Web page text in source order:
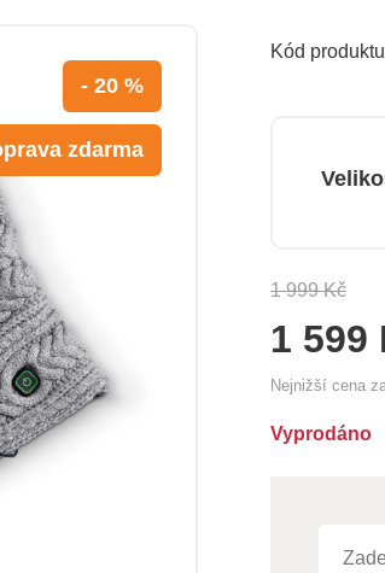
- 20 %
zdarma
Kód
1 999 Kč
1 599
Nejnižší cena
Vyprodáno